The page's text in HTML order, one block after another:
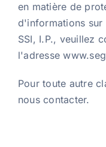
en matière de
d'informations sur
SSI, I.P., veuillez
l'adresse
Pour toute autre
nous contacter.